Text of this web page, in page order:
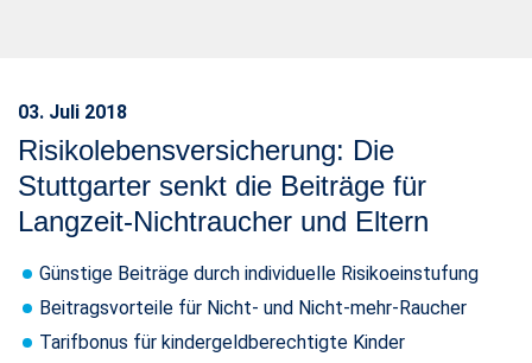
03. Juli 2018
Risikolebensversicherung: Die
Stuttgarter senkt die Beiträge für
Langzeit-Nichtraucher und Eltern
Günstige Beiträge durch individuelle Risikoeinstufung
Beitragsvorteile für Nicht- und Nicht-mehr-Raucher
Tarifbonus für kindergeldberechtigte Kinder